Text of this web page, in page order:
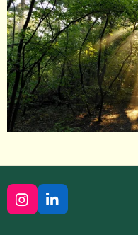
I
N
L
I